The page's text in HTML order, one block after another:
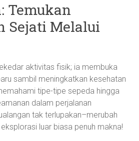
Temukan
Sejati Melalui
aktivitas fisik; ia membuka
sambil meningkatkan kesehatan
tipe-tipe sepeda hingga
dalam perjalanan
tak terlupakan–merubah
luar biasa penuh makna!